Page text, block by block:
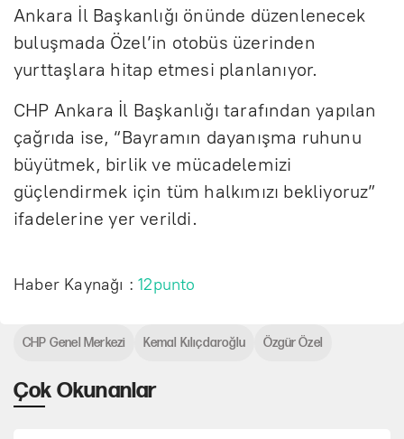
Ankara İl Başkanlığı önünde düzenlenecek
buluşmada Özel’in otobüs üzerinden
yurttaşlara hitap etmesi planlanıyor.
CHP Ankara İl Başkanlığı tarafından yapılan
çağrıda ise, “Bayramın dayanışma ruhunu
büyütmek, birlik ve mücadelemizi
güçlendirmek için tüm halkımızı bekliyoruz”
ifadelerine yer verildi.
Haber Kaynağı :12punto
Çok Okunanlar
CHP Genel Merkezi Kemal Kılıçdaroğlu Özgür Özel